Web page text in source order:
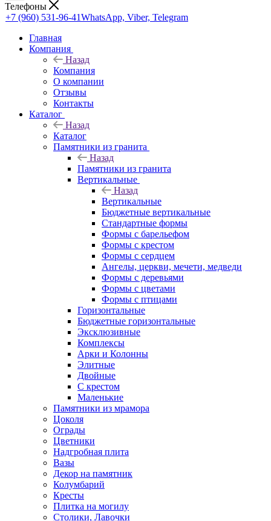
Телефоны
+7 (960) 531-96-41WhatsApp, Viber, Telegram
Главная
Компания
Назад
Компания
О компании
Отзывы
Контакты
Каталог
Назад
Каталог
Памятники из гранита
Назад
Памятники из гранита
Вертикальные
Назад
Вертикальные
Бюджетные вертикальные
Стандартные формы
Формы с барельефом
Формы с крестом
Формы с сердцем
Ангелы, церкви, мечети, медведи
Формы с деревьями
Формы с цветами
Формы с птицами
Горизонтальные
Бюджетные горизонтальные
Эксклюзивные
Комплексы
Арки и Колонны
Элитные
Двойные
С крестом
Маленькие
Памятники из мрамора
Цоколя
Ограды
Цветники
Надгробная плита
Вазы
Декор на памятник
Колумбарий
Кресты
Плитка на могилу
Столики, Лавочки